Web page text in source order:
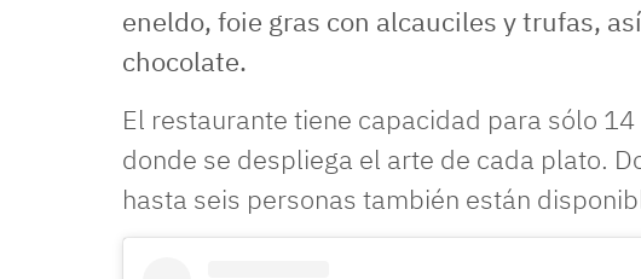
eneldo, foie gras con alcauciles y trufas,
chocolate.
El restaurante tiene capacidad para sólo
donde se despliega el arte de cada plato.
hasta seis personas también están